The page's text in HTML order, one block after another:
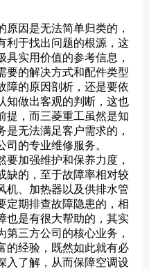
因是无法简单归类的，
利于找出问题的根源，这
实用价值的参考信息，
要的解决方式和配件类型
障的原因剖析，还是要依
做出客观的判断，这也
，而三菱重工虽然是知
无法满足客户需求的，
专业维修服务。
加强维护和保养力度，
的，至于故障率相对较
机、加热器以及供排水管
定期排查故障隐患的，相
是有很大帮助的，其实
三方公司的核心业务，
经验，既然如此就有必
解，从而保障空调设